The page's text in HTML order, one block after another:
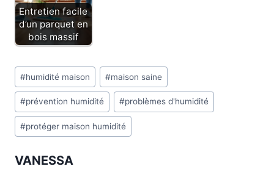
Entretien facile
d’un parquet en
bois massif
Étiquettes
de
la
publication :
#humidité maison #maison saine
#prévention humidité #problèmes d'humidité
#protéger maison humidité
VANESSA